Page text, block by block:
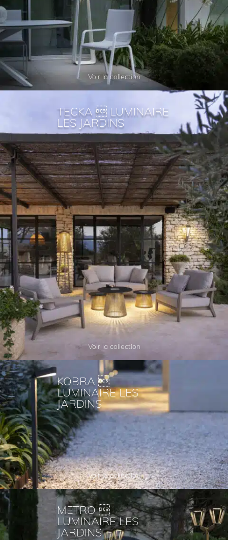
Voir la collection
TECKA  LUMINAIRE
LES JARDINS
Voir la collection
KOBRA 
LUMINAIRE LES
JARDINS
Voir la collection
METRO 
LUMINAIRE LES
JARDINS